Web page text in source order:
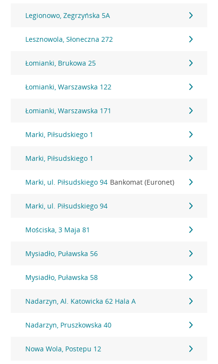
Legionowo, Zegrzyńska 5A
Lesznowola, Słoneczna 272
Łomianki, Brukowa 25
Łomianki, Warszawska 122
Łomianki, Warszawska 171
Marki, Piłsudskiego 1
Marki, Piłsudskiego 1
Marki, ul. Piłsudskiego 94 Bankomat (Euronet)
Marki, ul. Piłsudskiego 94
Mościska, 3 Maja 81
Mysiadło, Puławska 56
Mysiadło, Puławska 58
Nadarzyn, Al. Katowicka 62 Hala A
Nadarzyn, Pruszkowska 40
Nowa Wola, Postepu 12